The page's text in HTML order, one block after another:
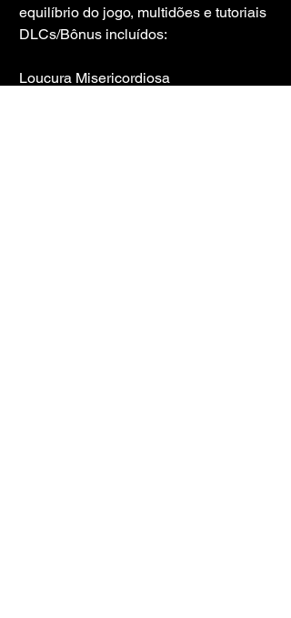
equilíbrio do jogo, multidões e tutoriais
DLCs/Bônus incluídos:
Loucura Misericordiosa